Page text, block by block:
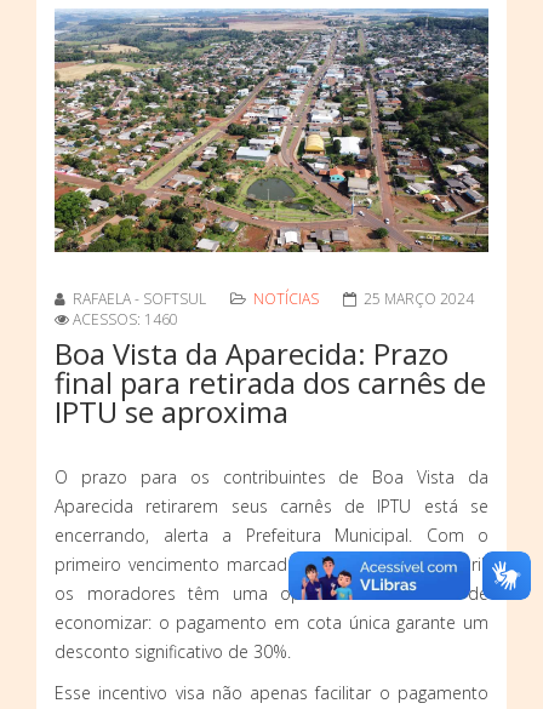
RAFAELA - SOFTSUL NOTÍCIAS
25 MARÇO 2024
ACESSOS: 1460
Boa Vista da Aparecida: Prazo
final para retirada dos carnês de
IPTU se aproxima
O prazo para os contribuintes de Boa Vista da
Aparecida retirarem seus carnês de IPTU está se
encerrando, alerta a Prefeitura Municipal. Com o
primeiro vencimento marcado para o dia 10 de abril,
os moradores têm uma oportunidade valiosa de
economizar: o pagamento em cota única garante um
desconto significativo de 30%.
Esse incentivo visa não apenas facilitar o pagamento